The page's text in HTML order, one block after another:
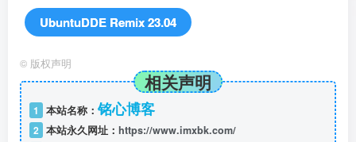
UbuntuDDE Remix 23.04
© 版权声明
相关声明
1 本站名称：铭心博客
2 本站永久网址： https://www.imxbk.com/